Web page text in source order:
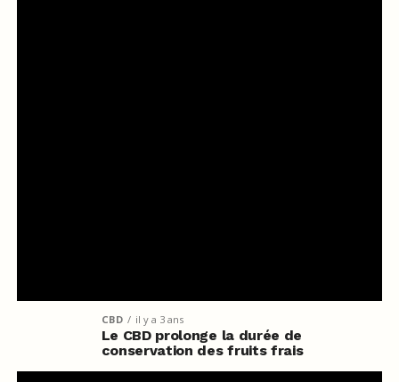
CBD il y a 3 ans
Le CBD prolonge la durée de
conservation des fruits frais